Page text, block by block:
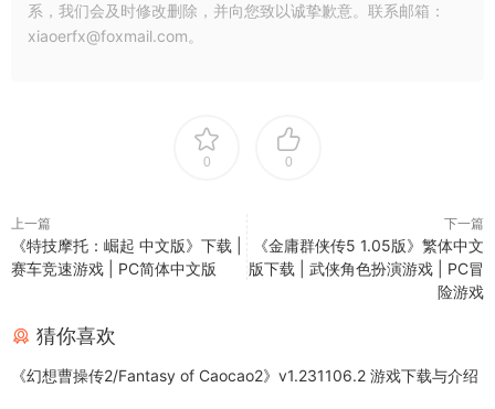
系，我们会及时修改删除，并向您致以诚挚歉意。联系邮箱：
xiaoerfx@foxmail.com。
0 0
上一篇
《特技摩托：崛起 中文版》下载 |
赛车竞速游戏 | PC简体中文版
下一篇
《金庸群侠传5 1.05版》繁体中文
版下载 | 武侠角色扮演游戏 | PC冒
险游戏
猜你喜欢
《幻想曹操传2/Fantasy of Caocao2》v1.231106.2 游戏下载与介绍